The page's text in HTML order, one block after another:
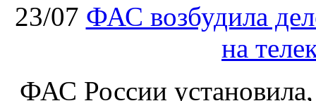
23/07 ФАС возбудила
на
ФАС России установила,